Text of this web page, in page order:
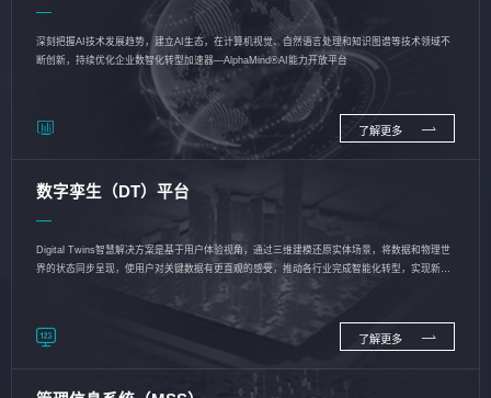
深刻把握AI技术发展趋势，建立AI生态，在计算机视觉、自然语言处理和知识图谱等技术领域不
断创新，持续优化企业数智化转型加速器—AlphaMind®AI能力开放平台
了解更多
数字孪生（DT）平台
Digital Twins智慧解决方案是基于用户体验视角，通过三维建模还原实体场景，将数据和物理世
界的状态同步呈现，使用户对关键数据有更直观的感受，推动各行业完成智能化转型，实现新旧
了解更多